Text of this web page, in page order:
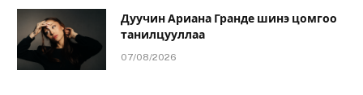
Дуучин Ариана Гранде шинэ цомгоо
танилцууллаа
07/08/2026